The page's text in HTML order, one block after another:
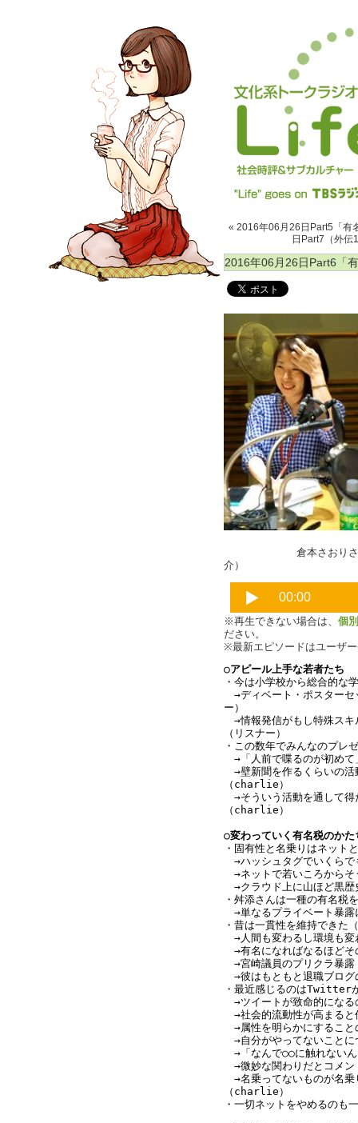
« 2016年06月26日Part5「有
日Part7（外伝
2016年06月26日Part6「
倉本さおり
介）
※再生できない場合は、 個
ださい。
※最新エピソードはユーザ
○アピール上手な若者たち
・今は小学校から総合的な
→ディベート・ポスターセ
ー）
→情報発信がもし特殊ス
（リスナー）
・この数年でみんなのプ
→「人前で喋るのが初め
→壁新聞を作るくらいの活
（charlie）
→そういう活動を通して得
（charlie）
○変わっていく有名税のかた
・固有性と名乗りはネッ
→ハッシュタグでいくら
→ネットで若いころからそ
→クラウド上に山ほど黒歴
・舛添さんは一種の有名税
→単なるプライベート暴露
・昔は一貫性を維持できた
→人間も変わるし環境も変
→有名になればなるほどそ
→宮崎議員のプリクラ暴
→彼はもともと退職ブログ
・最近感じるのはTwitter
→ツイートが致命的になる
→社会的流動性が高まると
→属性を明らかにすること
→自分がやってないことに
→「なんで○○に触れない
→微妙な関わりだとコメン
→名乗ってないものが名乗
（charlie）
・一切ネットをやめるの